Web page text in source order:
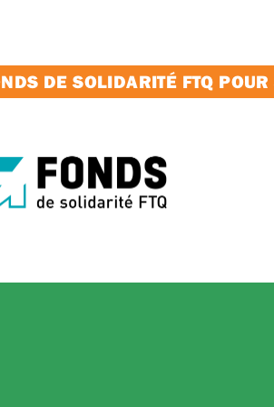
DE SOLIDARITÉ FTQ